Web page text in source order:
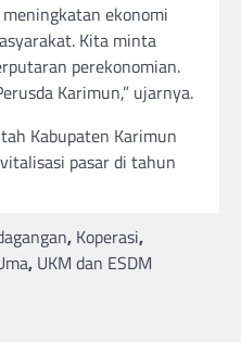
ekonomi
Kita minta
perekonomian.
Karimun,” ujarnya.
Kabupaten Karimun
pasar di tahun
, Koperasi,
, UKM dan ESDM